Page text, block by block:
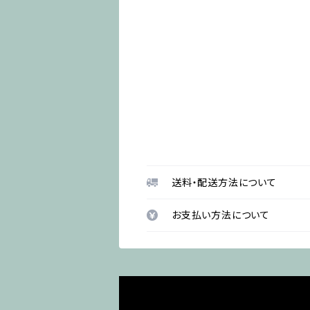
送料・配送方法について
お支払い方法について